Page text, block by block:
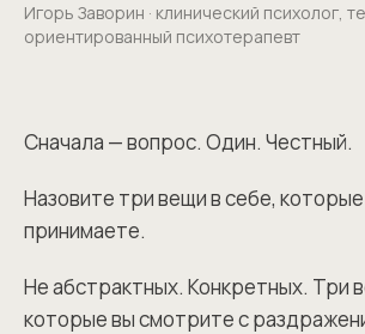
Игорь Заворин · клинический психолог,
ориентированный психотерапевт
Сначала — вопрос. Один. Честный.
Назовите три вещи в себе,
принимаете.
Не абстрактных. Конкретных. Три
которые вы смотрите с